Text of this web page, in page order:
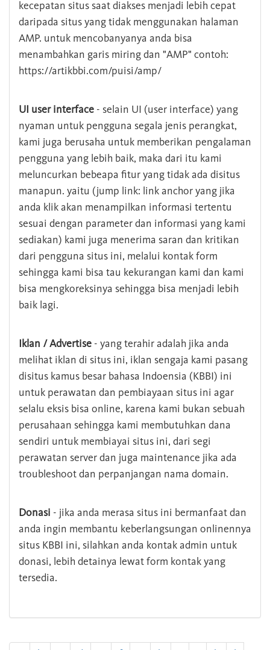
kecepatan situs saat diakses menjadi lebih cepat
daripada situs yang tidak menggunakan halaman
AMP. untuk mencobanyanya anda bisa
menambahkan garis miring dan "AMP" contoh:
https://artikbbi.com/puisi/amp/
UI user interface - selain UI (user interface) yang
nyaman untuk pengguna segala jenis perangkat,
kami juga berusaha untuk memberikan pengalaman
pengguna yang lebih baik, maka dari itu kami
meluncurkan bebeapa fitur yang tidak ada disitus
manapun. yaitu (jump link: link anchor yang jika
anda klik akan menampilkan informasi tertentu
sesuai dengan parameter dan informasi yang kami
sediakan) kami juga menerima saran dan kritikan
dari pengguna situs ini, melalui kontak form
sehingga kami bisa tau kekurangan kami dan kami
bisa mengkoreksinya sehingga bisa menjadi lebih
baik lagi.
Iklan / Advertise - yang terahir adalah jika anda
melihat iklan di situs ini, iklan sengaja kami pasang
disitus kamus besar bahasa Indoensia (KBBI) ini
untuk perawatan dan pembiayaan situs ini agar
selalu eksis bisa online, karena kami bukan sebuah
perusahaan sehingga kami membutuhkan dana
sendiri untuk membiayai situs ini, dari segi
perawatan server dan juga maintenance jika ada
troubleshoot dan perpanjangan nama domain.
Donasi - jika anda merasa situs ini bermanfaat dan
anda ingin membantu keberlangsungan onlinennya
situs KBBI ini, silahkan anda kontak admin untuk
donasi, lebih detainya lewat form kontak yang
tersedia.